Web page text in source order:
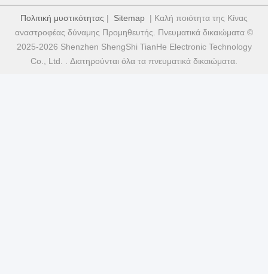
Πολιτική μυστικότητας | Sitemap | Καλή ποιότητα της Κίνας
αναστροφέας δύναμης Προμηθευτής. Πνευματικά δικαιώματα ©
2025-2026 Shenzhen ShengShi TianHe Electronic Technology
Co., Ltd. . Διατηρούνται όλα τα πνευματικά δικαιώματα.